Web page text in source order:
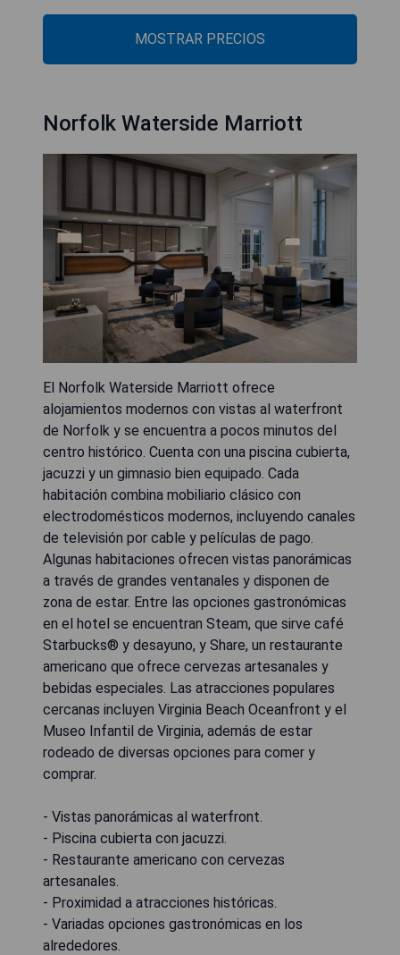
MOSTRAR PRECIOS
Norfolk Waterside Marriott
El Norfolk Waterside Marriott ofrece
alojamientos modernos con vistas al waterfront
de Norfolk y se encuentra a pocos minutos del
centro histórico. Cuenta con una piscina cubierta,
jacuzzi y un gimnasio bien equipado. Cada
habitación combina mobiliario clásico con
electrodomésticos modernos, incluyendo canales
de televisión por cable y películas de pago.
Algunas habitaciones ofrecen vistas panorámicas
a través de grandes ventanales y disponen de
zona de estar. Entre las opciones gastronómicas
en el hotel se encuentran Steam, que sirve café
Starbucks® y desayuno, y Share, un restaurante
americano que ofrece cervezas artesanales y
bebidas especiales. Las atracciones populares
cercanas incluyen Virginia Beach Oceanfront y el
Museo Infantil de Virginia, además de estar
rodeado de diversas opciones para comer y
comprar.
- Vistas panorámicas al waterfront.
- Piscina cubierta con jacuzzi.
- Restaurante americano con cervezas
artesanales.
- Proximidad a atracciones históricas.
- Variadas opciones gastronómicas en los
alrededores.